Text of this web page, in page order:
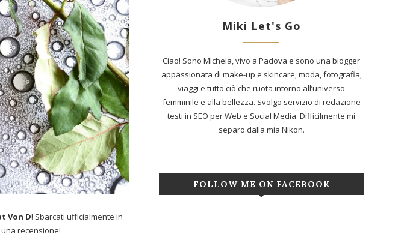
Von D! Sbarcati ufficialmente in
recensione!
Miki Let's Go
Ciao! Sono Michela, vivo a Padova e sono una blogger
appassionata di make-up e skincare, moda, fotografia,
viaggi e tutto ciò che ruota intorno all’universo
femminile e alla bellezza. Svolgo servizio di redazione
testi in SEO per Web e Social Media. Difficilmente mi
separo dalla mia Nikon.
FOLLOW ME ON FACEBOOK